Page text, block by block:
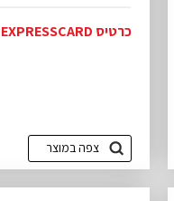
כרטיס 1xESATA-2 EXPRESSCARD
צפה במוצר